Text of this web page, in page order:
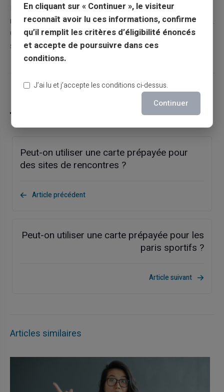
L'annonce du 9 juillet 2026 n'est pas une mauvaise
nouvelle pour le cash. C'est une clarification du paysage.
Chaque acteur précise sa cible. À chacun de choisir le
sien.
Partager cet article
Peut-on utiliser une carte prépayée pour
des sites de rencontres ?
Article précédent
Peut-on utiliser une carte prépayée pour les
paris sportifs ?
Article suivant
Articles similaires
En cliquant sur « Continuer », le visiteur
reconnaît avoir lu ces informations, confirme
qu’il remplit les critères d’éligibilité énoncés
et accepte de poursuivre dans ces
conditions.
J’ai lu et j’accepte les conditions ci-dessus.
Continuer